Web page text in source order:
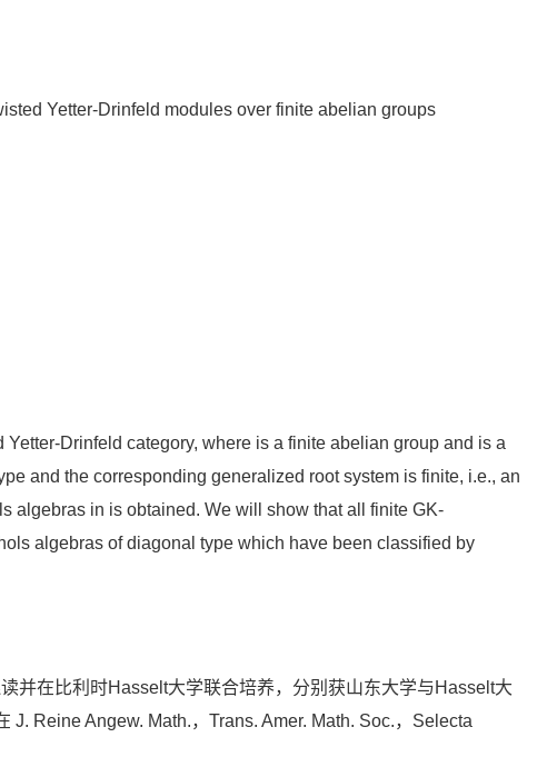
Yetter-Drinfeld modules over finite abelian groups
Drinfeld category, where is a finite abelian group and is a
and the corresponding generalized root system is finite, i.e., an
algebras in is obtained. We will show that all finite GK-
algebras of diagonal type which have been classified by
并在比利时Hasselt大学联合培养，分别获山东大学与Hasselt大
Reine Angew. Math.，Trans. Amer. Math. Soc.，Selecta